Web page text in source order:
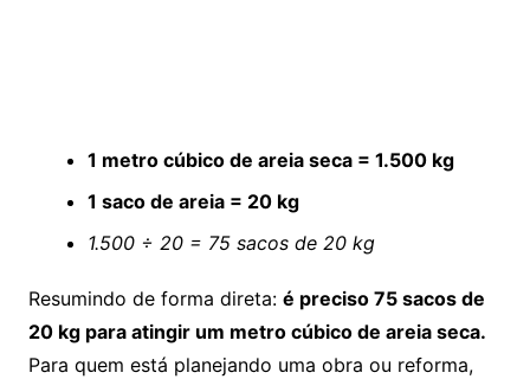
1 metro cúbico de areia seca = 1.500 kg
1 saco de areia = 20 kg
1.500 ÷ 20 = 75 sacos de 20 kg
Resumindo de forma direta: é preciso 75 sacos de
20 kg para atingir um metro cúbico de areia seca.
Para quem está planejando uma obra ou reforma,